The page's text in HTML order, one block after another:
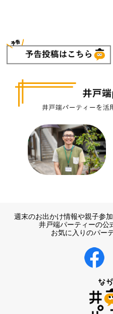
週末のお出かけ情報や親子参
井戸端パーティーの公
お気に入りのパー